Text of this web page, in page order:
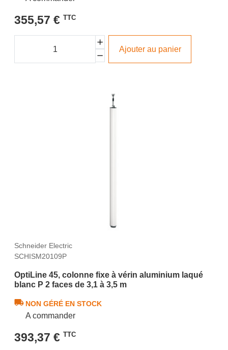
355,57 € TTC
Ajouter au panier
Schneider Electric
SCHISM20109P
OptiLine 45, colonne fixe à vérin aluminium laqué
blanc P 2 faces de 3,1 à 3,5 m
NON GÉRÉ EN STOCK
A commander
393,37 € TTC